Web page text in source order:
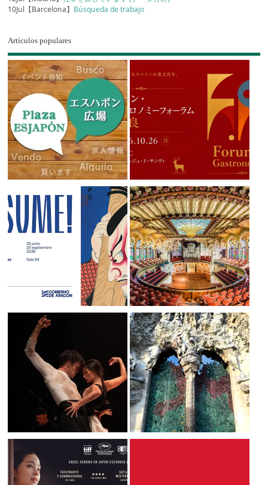
10Jul【Barcelona】 Búsqueda de trabajo
Artículos populares